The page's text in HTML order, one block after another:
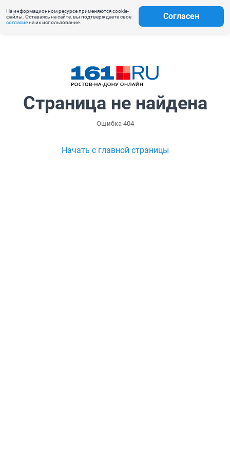
На информационном ресурсе применяются cookie-
файлы. Оставаясь на сайте, вы подтверждаете свое
согласиена их использование.
Согласен
Страница не найдена
Ошибка 404
Начать с главной страницы